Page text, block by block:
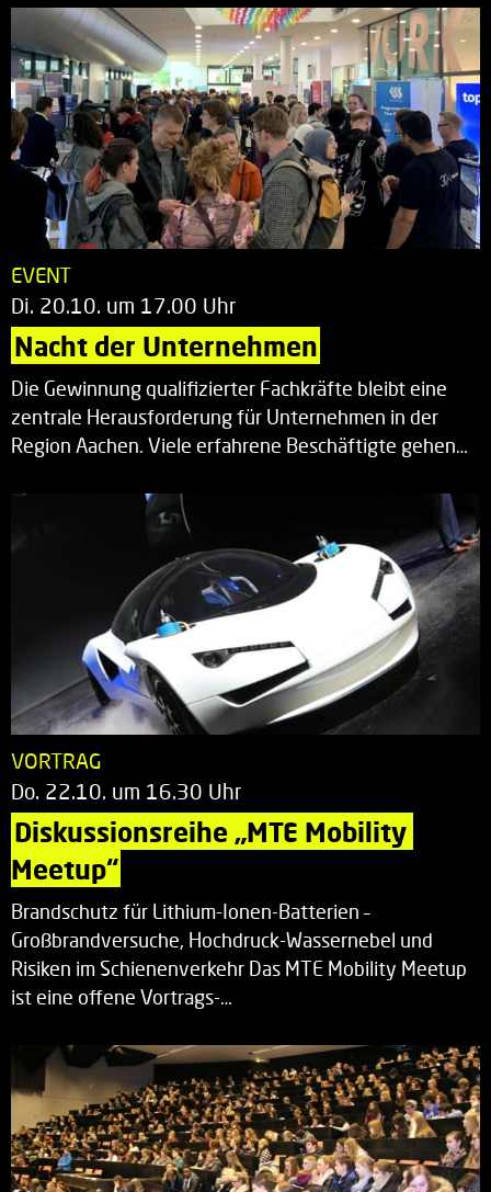
EVENT
Di. 20.10. um 17.00 Uhr
Nacht der Unternehmen
Die Gewinnung qualifizierter Fachkräfte bleibt eine
zentrale Herausforderung für Unternehmen in der
Region Aachen. Viele erfahrene Beschäftigte gehen…
VORTRAG
Do. 22.10. um 16.30 Uhr
Diskussionsreihe „MTE Mobility
Meetup“
Brandschutz für Lithium-Ionen-Batterien –
Großbrandversuche, Hochdruck-Wassernebel und
Risiken im Schienenverkehr Das MTE Mobility Meetup
ist eine offene Vortrags-…